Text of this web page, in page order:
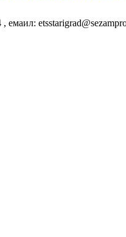
емаил: